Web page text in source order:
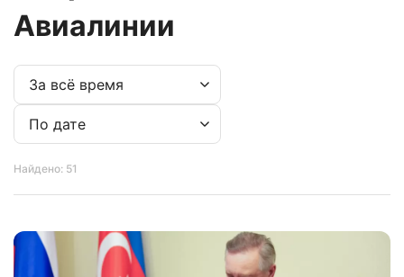
Авиалинии
Найдено: 51